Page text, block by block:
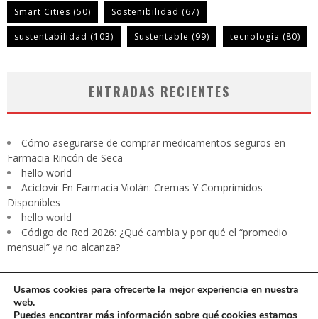
Smart Cities (50) Sostenibilidad (67)
sustentabilidad (103) Sustentable (99) tecnología (80)
ENTRADAS RECIENTES
Cómo asegurarse de comprar medicamentos seguros en
Farmacia Rincón de Seca
hello world
Aciclovir En Farmacia Violán: Cremas Y Comprimidos
Disponibles
hello world
Código de Red 2026: ¿Qué cambia y por qué el “promedio
mensual” ya no alcanza?
Usamos cookies para ofrecerte la mejor experiencia en nuestra
web.
Puedes encontrar más información sobre qué cookies estamos